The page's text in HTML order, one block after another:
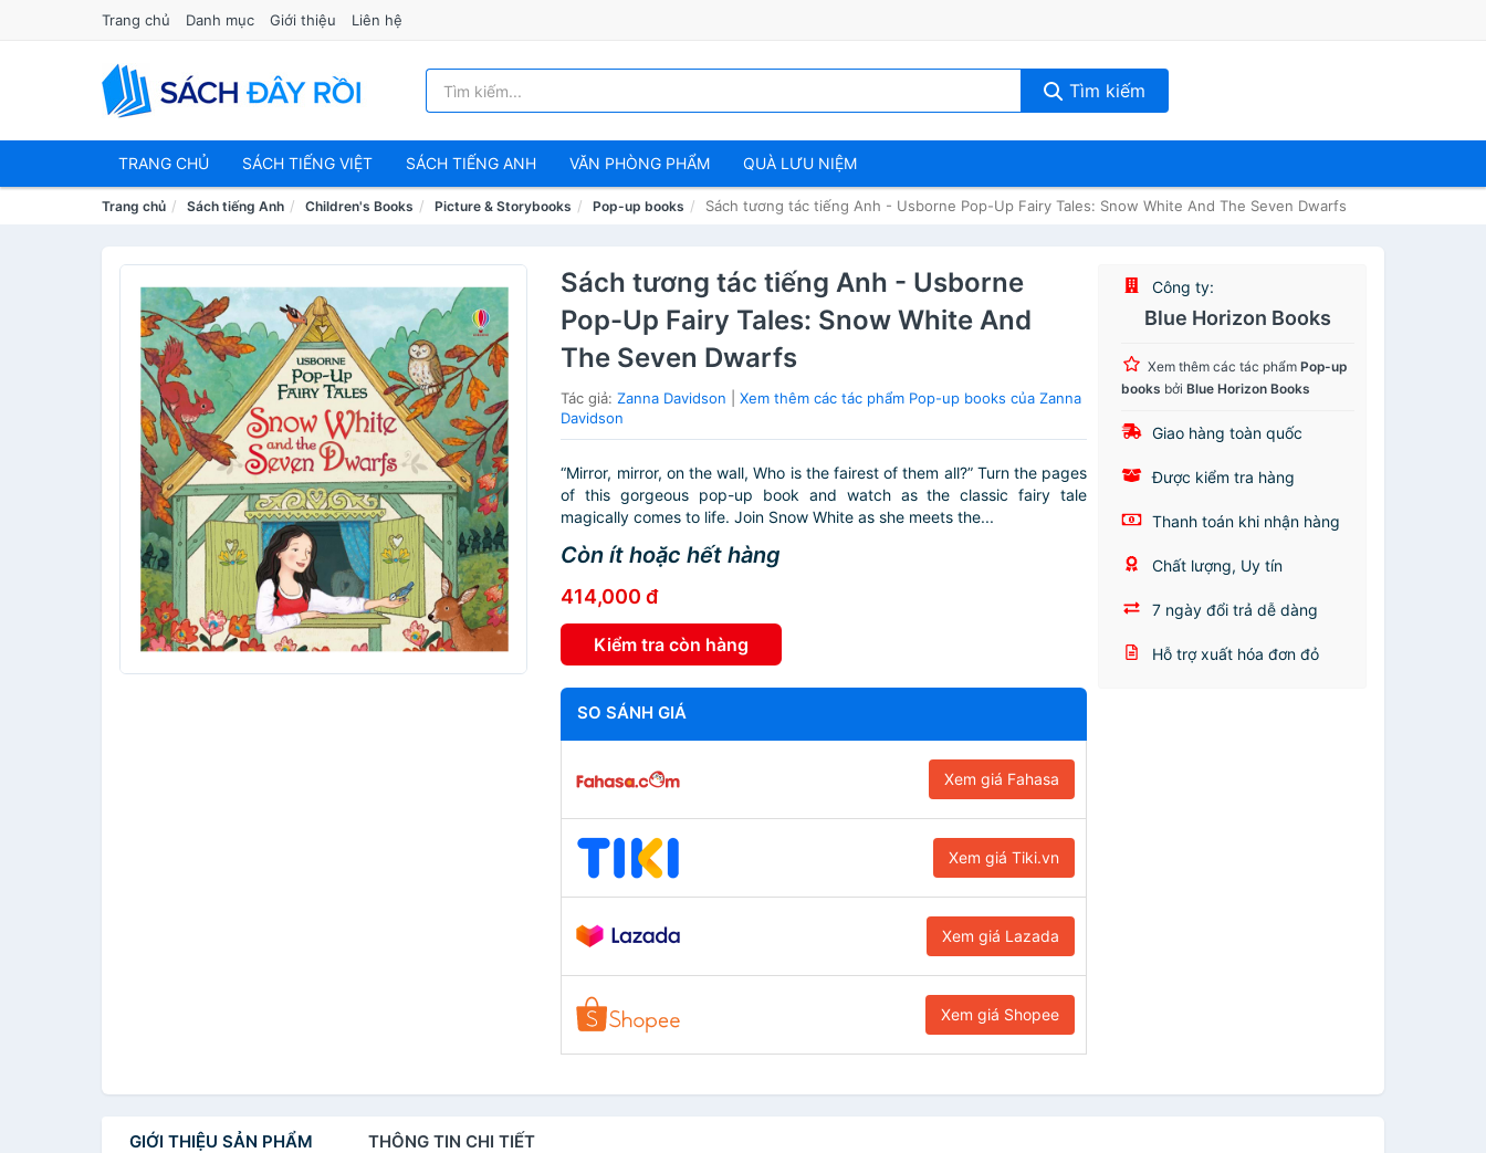
Trang chủ Danh mục Giới thiệu Liên hệ
Tìm kiếm
TRANG CHỦ SÁCH TIẾNG VIỆT SÁCH TIẾNG ANH VĂN PHÒNG PHẨM QUÀ LƯU NIỆM
Trang chủ Sách tiếng Anh Children's Books Picture & Storybooks Pop-up books Sách tương tác tiếng Anh - Usborne Pop-Up Fairy Tales: Snow White And The Seven Dwarfs
Sách tương tác tiếng Anh - Usborne
Pop-Up Fairy Tales: Snow White And
The Seven Dwarfs
Tác giả:Zanna Davidson |Xem thêm các tác phẩm Pop-up books của Zanna
Davidson
“Mirror, mirror, on the wall, Who is the fairest of them all?” Turn the pages
of this gorgeous pop-up book and watch as the classic fairy tale
magically comes to life. Join Snow White as she meets the...
Còn ít hoặc hết hàng
414,000 đ
Kiểm tra còn hàng
SO SÁNH GIÁ
Xem giá Fahasa
Xem giá Tiki.vn
Xem giá Lazada
Xem giá Shopee
Công ty:
Blue Horizon Books
Xem thêm các tác phẩmPop-up
books bởiBlue Horizon Books
Giao hàng toàn quốc
Được kiểm tra hàng
Thanh toán khi nhận hàng
Chất lượng, Uy tín
7 ngày đổi trả dễ dàng
Hỗ trợ xuất hóa đơn đỏ
GIỚI THIỆU SẢN PHẨM THÔNG TIN CHI TIẾT